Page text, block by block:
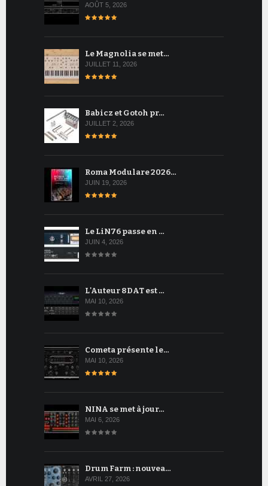
AOÛT 5, 2026
Le Magnolia se met…
JUILLET 11, 2026
Babicz et Gotoh pr…
JUILLET 2, 2026
Roma Modulare 2026…
JUIN 19, 2026
Le LiN76 passe en …
JUIN 4, 2026
L'Auteur 8DAT est …
MAI 10, 2026
Cometa présente le…
MAI 10, 2026
NINA se met à jour…
MAI 6, 2026
Drum Farm : nouvea…
AVRIL 27, 2026